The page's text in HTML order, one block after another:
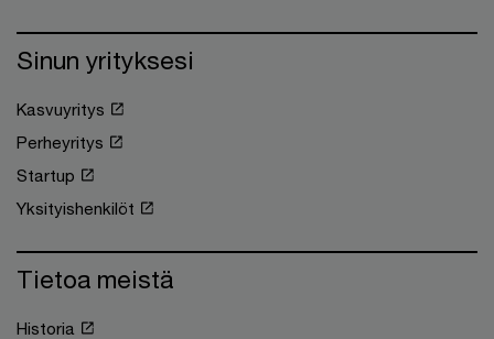
Sinun yrityksesi
Kasvuyritys
Perheyritys
Startup
Yksityishenkilöt
Tietoa meistä
Historia